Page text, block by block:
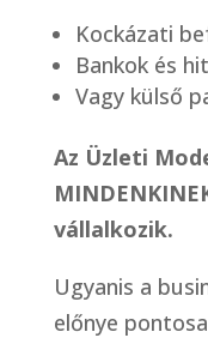
Kockázati
Bankok és
Vagy külső
Az Üzleti
vállalkozik.
Ugyanis a
előnye